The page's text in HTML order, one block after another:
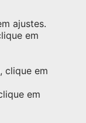
ajustes.
em
clique em
em